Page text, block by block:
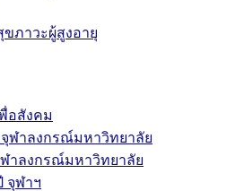
ขภาวะผู้สูงอายุ
อสังคม
ฬาลงกรณ์มหาวิทยาลัย
าลงกรณ์มหาวิทยาลัย
จุฬาฯ